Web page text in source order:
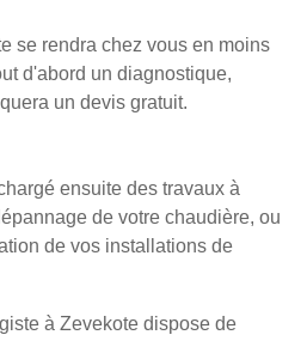
se rendra chez vous en moins
d'abord un diagnostique,
un devis gratuit.
ensuite des travaux à
de votre chaudière, ou
de vos installations de
à Zevekote dispose de